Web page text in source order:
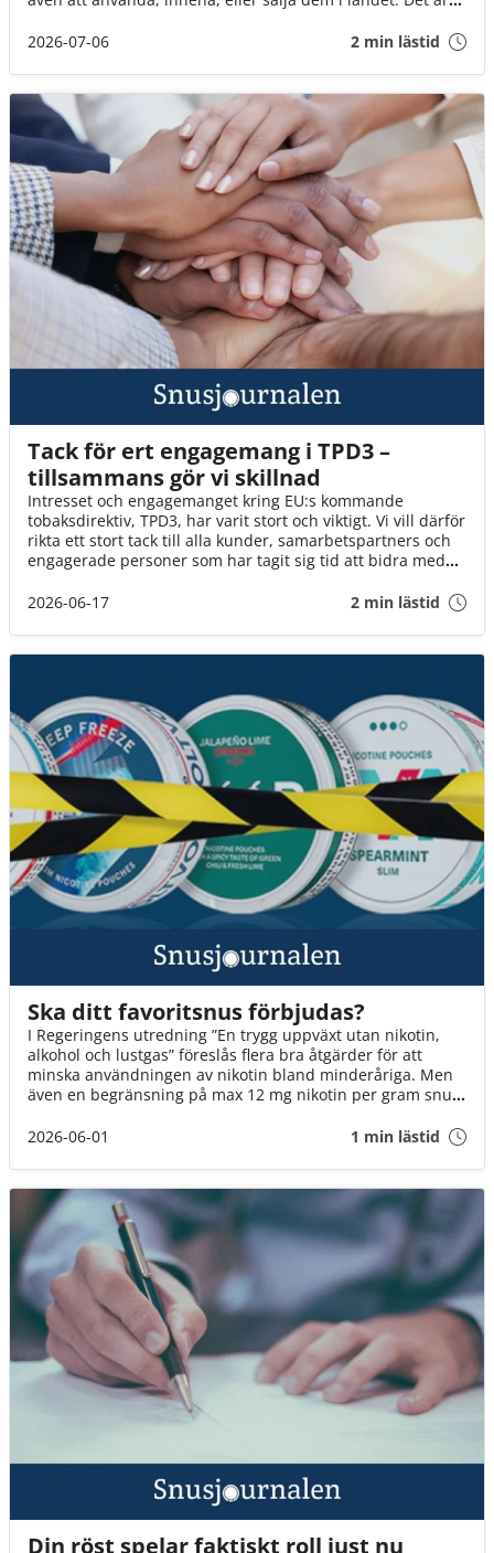
(för eget bruk och i rimlig mängd).
2026-07-06 2 min lästid
Tack för ert engagemang i TPD3 –
tillsammans gör vi skillnad
Intresset och engagemanget kring EU:s kommande
tobaksdirektiv, TPD3, har varit stort och viktigt. Vi vill därför
rikta ett stort tack till alla kunder, samarbetspartners och
engagerade personer som har tagit sig tid att bidra med
2026-06-17
2 min lästid
Ska ditt favoritsnus förbjudas?
I Regeringens utredning ”En trygg uppväxt utan nikotin,
alkohol och lustgas” föreslås flera bra åtgärder för att
minska användningen av nikotin bland minderåriga. Men
även en begränsning på max 12 mg nikotin per gram snus
mycket hårt slag mot Sveriges snusare. Om inte
kommer 3 av 4 av oss att drabbas.
2026-06-01 1 min lästid
Din röst spelar faktiskt roll just nu